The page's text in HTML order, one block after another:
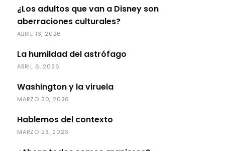
¿Los adultos que van a Disney son
aberraciones culturales?
ABRIL 13, 2026
La humildad del astrófago
ABRIL 6, 2026
Washington y la viruela
MARZO 30, 2026
Hablemos del contexto
MARZO 23, 2026